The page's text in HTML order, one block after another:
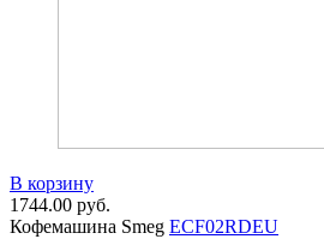
В корзину
1744.00 руб.
Кофемашина Smeg ECF02RDEU